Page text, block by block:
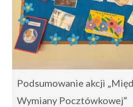
Podsumowanie akcji
Wymiany Pocztówkowej”